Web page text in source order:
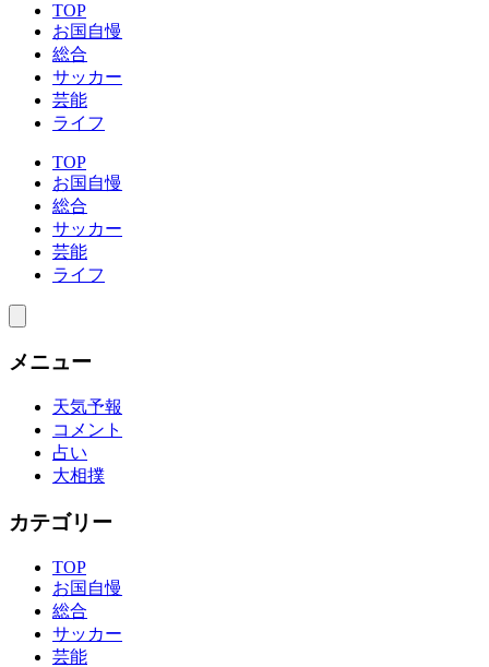
TOP
お国自慢
総合
サッカー
芸能
ライフ
TOP
お国自慢
総合
サッカー
芸能
ライフ
メニュー
天気予報
コメント
占い
大相撲
カテゴリー
TOP
お国自慢
総合
サッカー
芸能